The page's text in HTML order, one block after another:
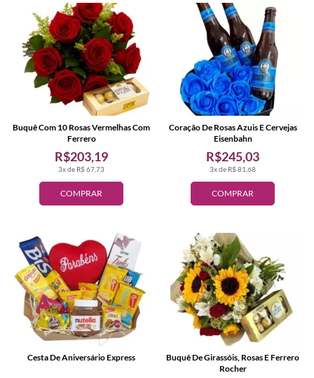
COMPRAR
3x de R$ 67,73
R$203,19
Buquê Com 10 Rosas Vermelhas Com
Ferrero
COMPRAR
3x de R$ 81,68
R$245,03
Coração De Rosas Azuis E Cervejas
Eisenbahn
Cesta De Aniversário Express
Buquê De Girassóis, Rosas E Ferrero
Rocher